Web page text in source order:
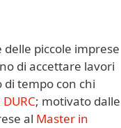
piccole imprese
di accettare lavori
tempo con chi
; motivato dalle
al Master in